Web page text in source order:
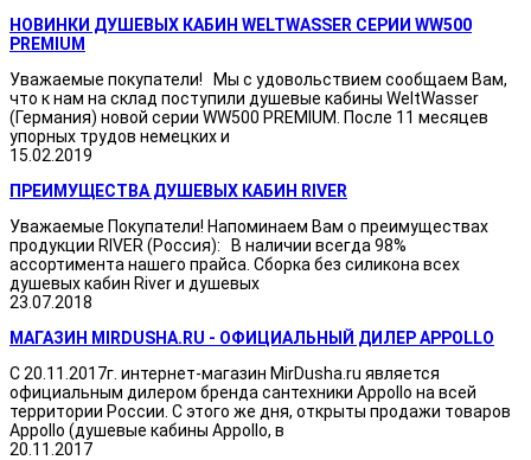
НОВИНКИ ДУШЕВЫХ КАБИН WELTWASSER СЕРИИ WW500
PREMIUM
Уважаемые покупатели! Мы с удовольствием сообщаем Вам,
что к нам на склад поступили душевые кабины WeltWasser
(Германия) новой серии WW500 PREMIUM. После 11 месяцев
упорных трудов немецких и
15.02.2019
ПРЕИМУЩЕСТВА ДУШЕВЫХ КАБИН RIVER
Уважаемые Покупатели! Напоминаем Вам о преимуществах
продукции RIVER (Россия): В наличии всегда 98%
ассортимента нашего прайса. Сборка без силикона всех
душевых кабин River и душевых
23.07.2018
МАГАЗИН MIRDUSHA.RU - ОФИЦИАЛЬНЫЙ ДИЛЕР APPOLLO
С 20.11.2017г. интернет-магазин MirDusha.ru является
официальным дилером бренда сантехники Appollo на всей
территории России. С этого же дня, открыты продажи товаров
Appollo (душевые кабины Appollo, в
20.11.2017